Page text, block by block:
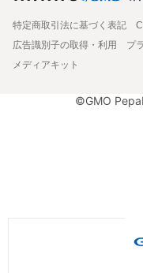
特定商取引法に基づく表記
広告識別子の取得・利用
プ
メディアキット
©GMO